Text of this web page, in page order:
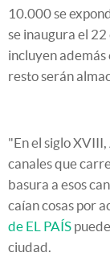
10.000 se
se inaugura el
incluyen
resto serán
"En el siglo
canales que
basura a esos
caían cosas por
de EL PAÍS
ciudad.